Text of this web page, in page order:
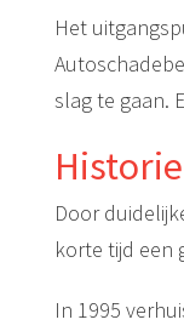
Het
slag te gaan.
Door
korte tijd een
In 1995